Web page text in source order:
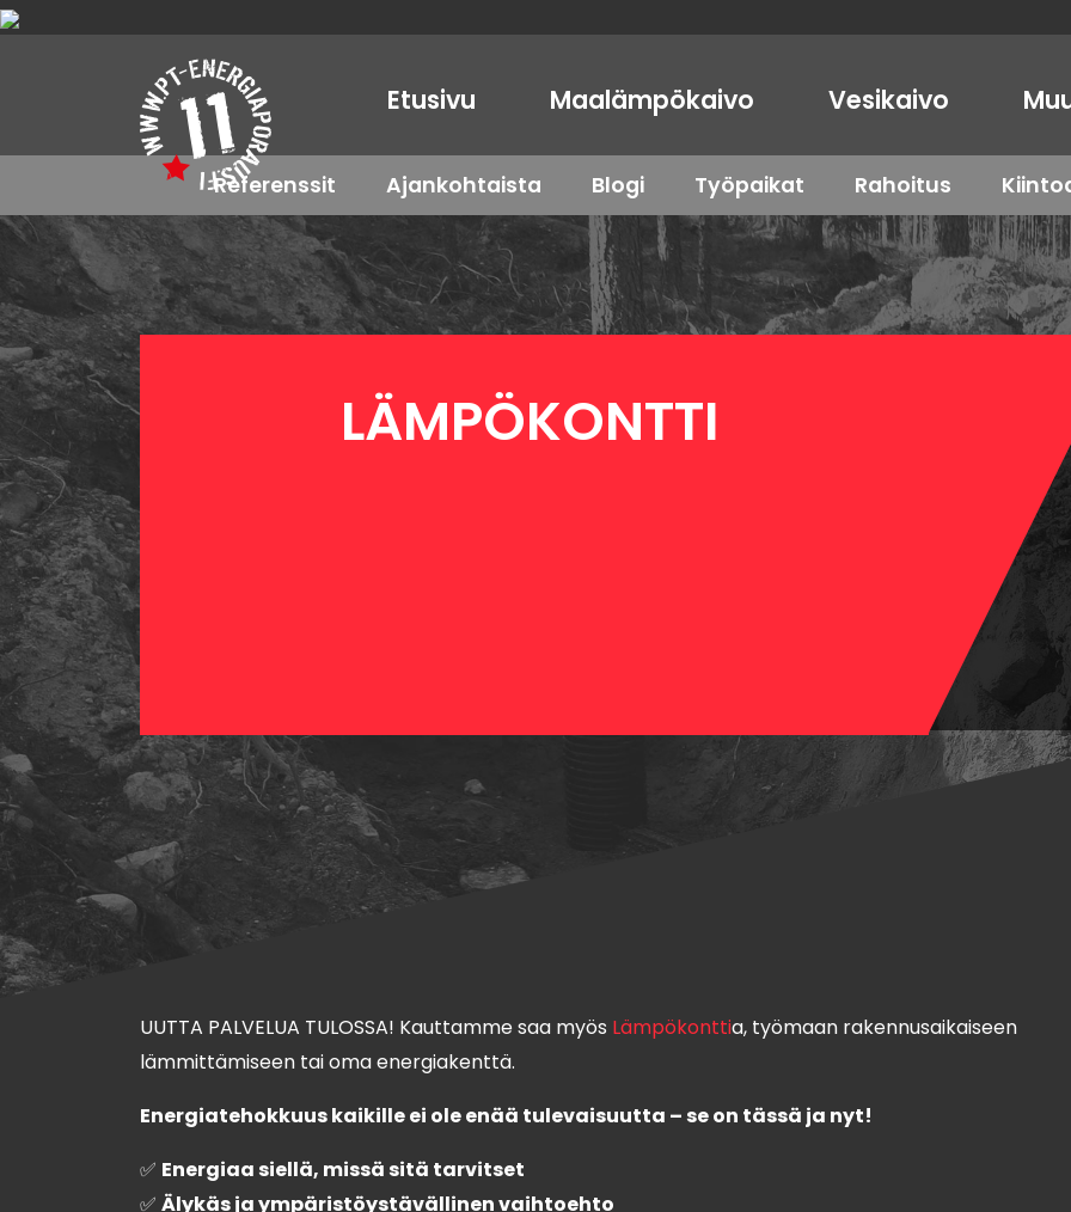
Etusivu Maalämpökaivo Vesikaivo
Referenssit Ajankohtaista Blogi Työpaikat Rahoitus
LÄMPÖKONTTI
UUTTA PALVELUA TULOSSA! Kauttamme saa myös Lämpökonttia, työmaan rakennusaikaiseen
lämmittämiseen tai oma energiakenttä.
Energiatehokkuus kaikille ei ole enää tulevaisuutta – se on tässä ja nyt!
✅ Energiaa siellä, missä sitä tarvitset
✅ Älykäs ja ympäristöystävällinen vaihtoehto